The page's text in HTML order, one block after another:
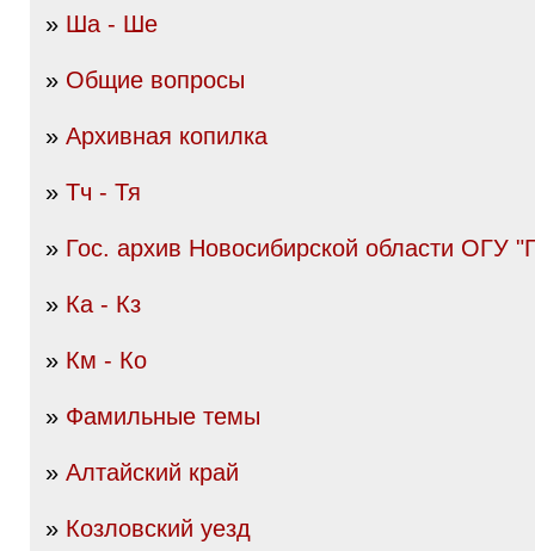
» Ша - Ше
» Общие вопросы
» Архивная копилка
» Тч - Тя
» Гос. архив Новосибирской области ОГУ
» Ка - Кз
» Км - Ко
» Фамильные темы
» Алтайский край
» Козловский уезд